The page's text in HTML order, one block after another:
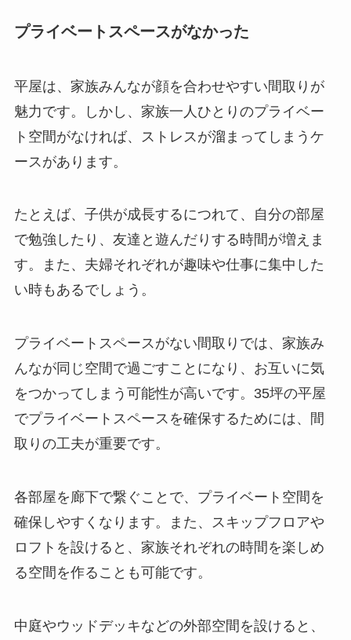
プライベートスペースがなかった
平屋は、家族みんなが顔を合わせやすい間取りが
魅力です。しかし、家族一人ひとりのプライベー
ト空間がなければ、ストレスが溜まってしまうケ
ースがあります。
たとえば、子供が成長するにつれて、自分の部屋
で勉強したり、友達と遊んだりする時間が増えま
す。また、夫婦それぞれが趣味や仕事に集中した
い時もあるでしょう。
プライベートスペースがない間取りでは、家族み
んなが同じ空間で過ごすことになり、お互いに気
をつかってしまう可能性が高いです。35坪の平屋
でプライベートスペースを確保するためには、間
取りの工夫が重要です。
各部屋を廊下で繋ぐことで、プライベート空間を
確保しやすくなります。また、スキップフロアや
ロフトを設けると、家族それぞれの時間を楽しめ
る空間を作ることも可能です。
中庭やウッドデッキなどの外部空間を設けると、